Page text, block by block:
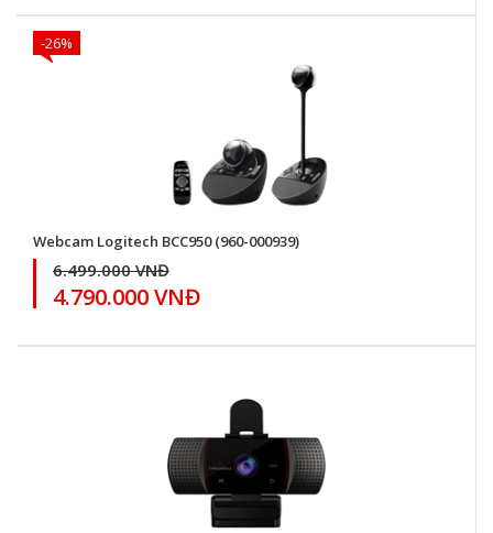
-26%
Webcam Logitech BCC950 (960-000939)
6.499.000 VNĐ
4.790.000 VNĐ